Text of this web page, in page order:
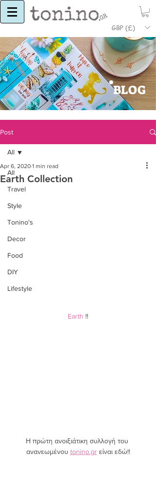
GBP (£)
BLOG
Post
All
Travel
Style
Tonino's
Decor
Food
DIY
Lifestyle
All
Earth Collection
Apr 6, 2020 1 min read
Earth !!
Η πρώτη ανοιξιάτικη συλλογή του
ανανεωμένου tonino.gr είναι εδώ!!